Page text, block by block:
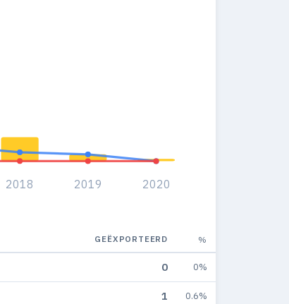
2018 2019 2020
GEËXPORTEERD %
0 0%
1 0.6%